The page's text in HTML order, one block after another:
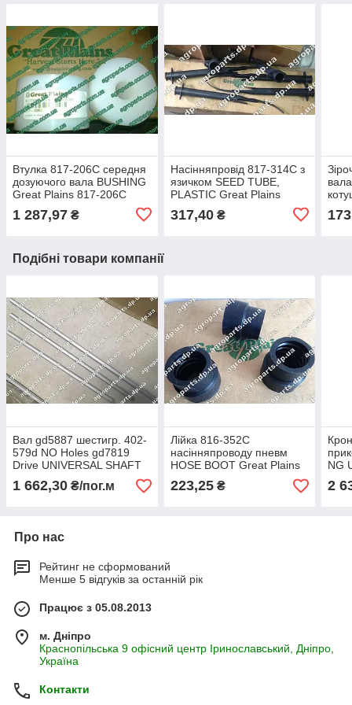
Втулка 817-206C середня
дозуючого вала BUSHING
Great Plains 817-206С
1 287,97 ₴
Насінняпровід 817-314C з
язичком SEED TUBE,
PLASTIC Great Plains
зернопровід 122-245k
317,40₴
Подібні товари компанії
Вал gd5887 шестигр. 402-
579d NO Holes gd7819
Drive UNIVERSAL SHAFT
gd5958 KINZE 7/8" з/ч 402-
271d HEX gd0914
1 662,30 ₴/пог.м
Лійка 816-352C
насінняпроводу пневм
HOSE BOOT Great Plains
223,25₴
NG
2
Про нас
Рейтинг не сформований
Менше 5 відгуків за останній рік
Працює з 05.08.2013
м. Дніпро
Краснопільська 9 офісний центр Іринославський, Дніпро,
Україна
Контакти